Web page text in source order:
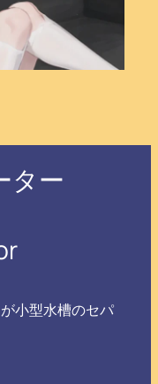
ター
小型水槽のセパ